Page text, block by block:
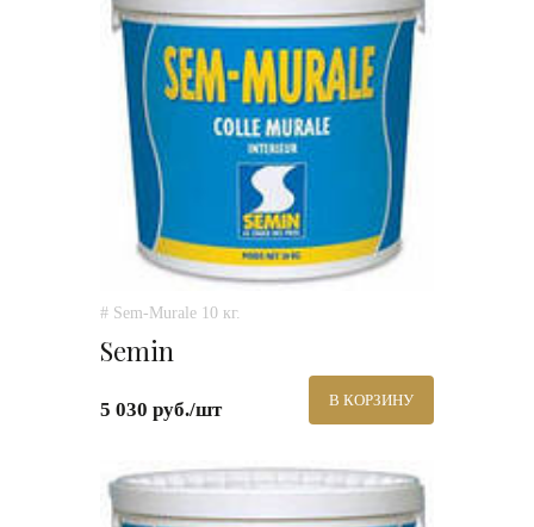
# Sem-Murale 10 кг.
Semin
5 030 руб./шт В КОРЗИНУ